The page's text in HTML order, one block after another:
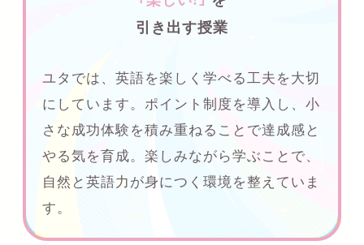
引き出す授業
ユタでは、英語を楽しく学べる工夫を大切
にしています。ポイント制度を導入し、小
さな成功体験を積み重ねることで達成感と
やる気を育成。楽しみながら学ぶことで、
自然と英語力が身につく環境を整えていま
す。